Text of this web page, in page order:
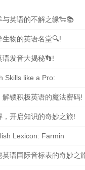
与英语的不解之缘🐑📚
物的英语名堂🔍!
发音大揭秘👣!
Skills like a Pro:
锁积极英语的魔法密码!
开启知识的奇妙之旅!
Lexicon: Farmin
英语国际音标表的奇妙之